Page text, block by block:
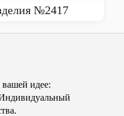
№2417
идее: